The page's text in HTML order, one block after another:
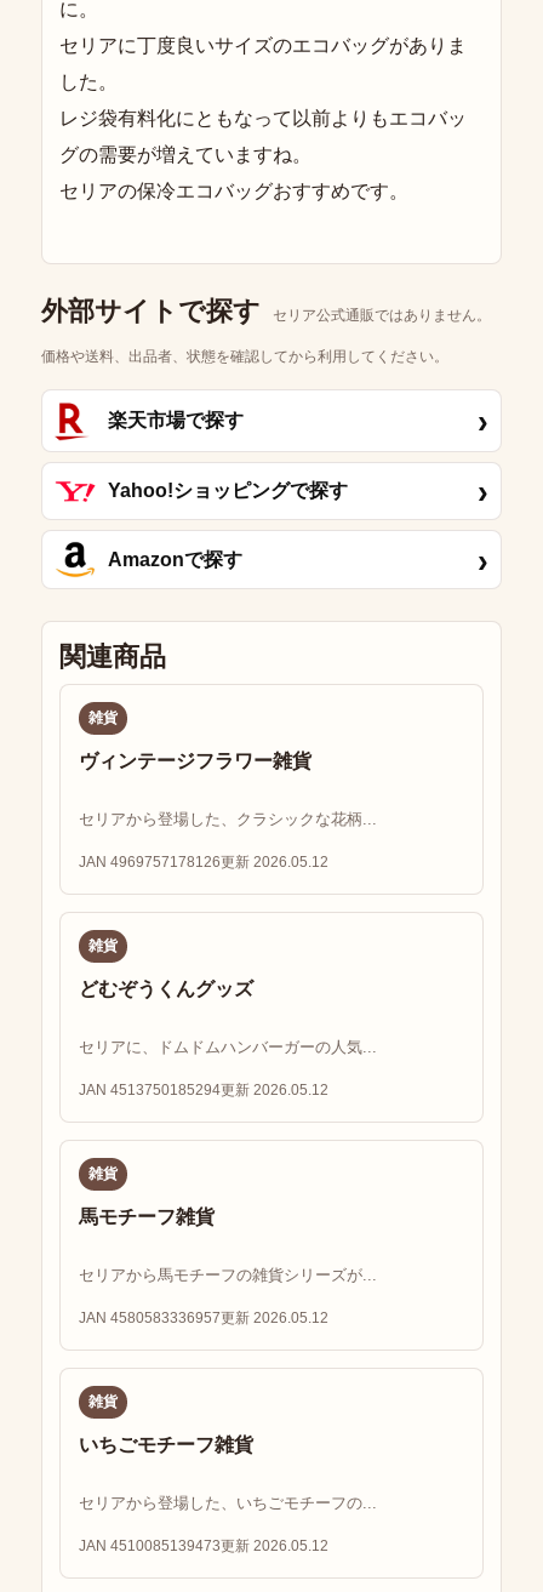
に。
セリアに丁度良いサイズのエコバッグがありま
した。
レジ袋有料化にともなって以前よりもエコバッ
グの需要が増えていますね。
セリアの保冷エコバッグおすすめです。
外部サイトで探す セリア公式通販ではありません。
価格や送料、出品者、状態を確認してから利用してください。
楽天市場で探す ›
Yahoo!ショッピングで探す ›
Amazonで探す ›
関連商品
雑貨
ヴィンテージフラワー雑貨
セリアから登場した、クラシックな花柄...
JAN 4969757178126更新 2026.05.12
雑貨
どむぞうくんグッズ
セリアに、ドムドムハンバーガーの人気...
JAN 4513750185294更新 2026.05.12
雑貨
馬モチーフ雑貨
セリアから馬モチーフの雑貨シリーズが...
JAN 4580583336957更新 2026.05.12
雑貨
いちごモチーフ雑貨
セリアから登場した、いちごモチーフの...
JAN 4510085139473更新 2026.05.12